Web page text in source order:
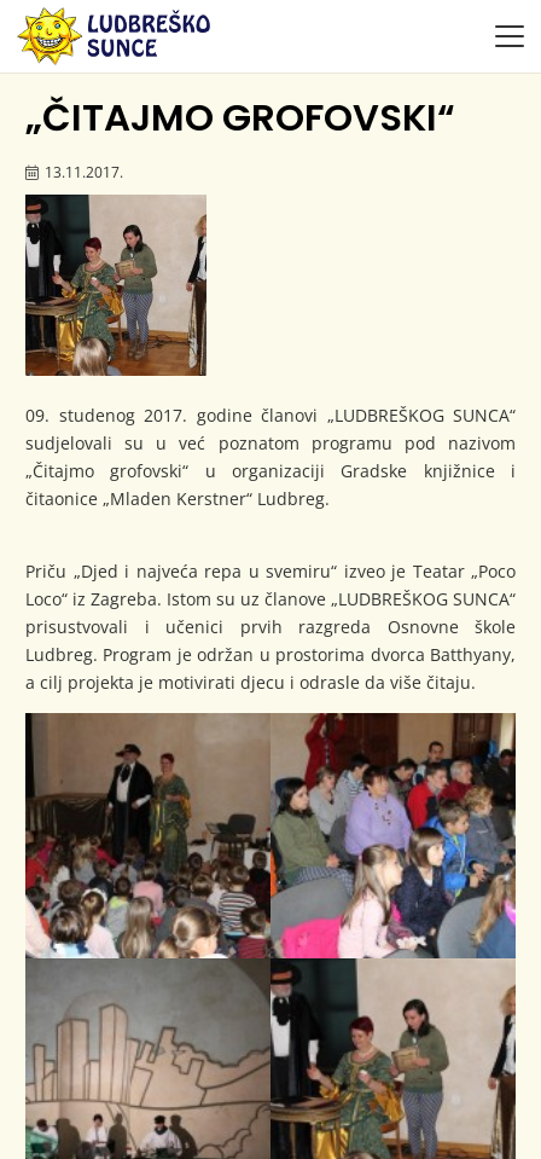
„ČITAJMO GROFOVSKI“
13.11.2017.
09. studenog 2017. godine članovi „LUDBREŠKOG SUNCA“
sudjelovali su u već poznatom programu pod nazivom
„Čitajmo grofovski“ u organizaciji Gradske knjižnice i
čitaonice „Mladen Kerstner“ Ludbreg.
Priču „Djed i najveća repa u svemiru“ izveo je Teatar „Poco
Loco“ iz Zagreba. Istom su uz članove „LUDBREŠKOG SUNCA“
prisustvovali i učenici prvih razgreda Osnovne škole
Ludbreg. Program je održan u prostorima dvorca Batthyany,
a cilj projekta je motivirati djecu i odrasle da više čitaju.